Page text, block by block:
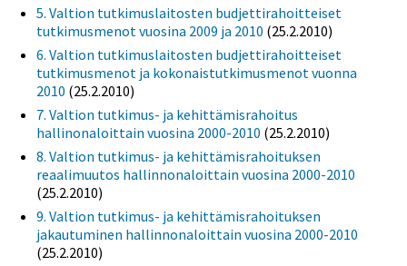
5. Valtion tutkimuslaitosten budjettirahoitteiset
tutkimusmenot vuosina 2009 ja 2010 (25.2.2010)
6. Valtion tutkimuslaitosten budjettirahoitteiset
tutkimusmenot ja kokonaistutkimusmenot vuonna
2010 (25.2.2010)
7. Valtion tutkimus- ja kehittämisrahoitus
hallinonaloittain vuosina 2000-2010 (25.2.2010)
8. Valtion tutkimus- ja kehittämisrahoituksen
reaalimuutos hallinnonaloittain vuosina 2000-2010
(25.2.2010)
9. Valtion tutkimus- ja kehittämisrahoituksen
jakautuminen hallinnonaloittain vuosina 2000-2010
(25.2.2010)